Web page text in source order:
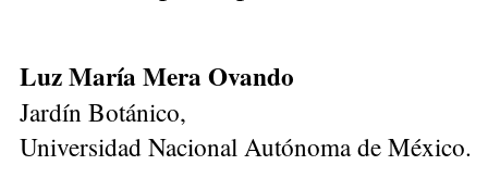
Luz María Mera Ovando
Jardín Botánico,
Universidad Nacional Autónoma de México.